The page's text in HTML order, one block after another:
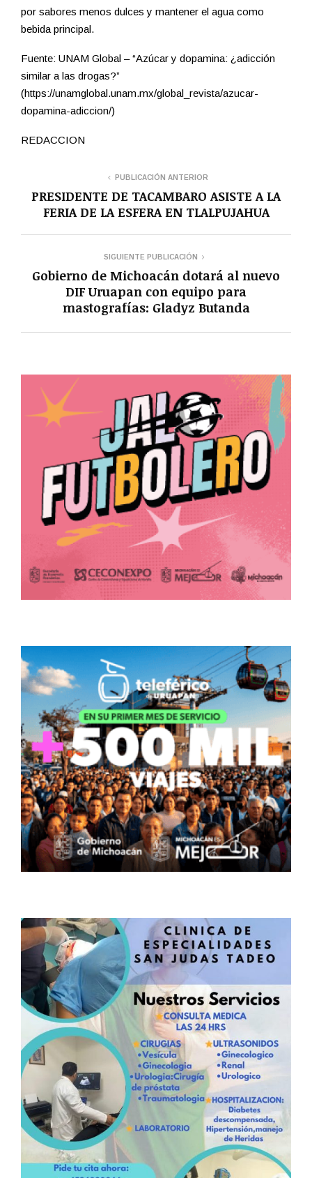
por sabores menos dulces y mantener el agua como
bebida principal.
Fuente: UNAM Global – “Azúcar y dopamina: ¿adicción
similar a las drogas?”
(https://unamglobal.unam.mx/global_revista/azucar-
dopamina-adiccion/)
REDACCION
PUBLICACIÓN ANTERIOR
PRESIDENTE DE TACAMBARO ASISTE A LA
FERIA DE LA ESFERA EN TLALPUJAHUA
SIGUIENTE PUBLICACIÓN
Gobierno de Michoacán dotará al nuevo
DIF Uruapan con equipo para
mastografías: Gladyz Butanda